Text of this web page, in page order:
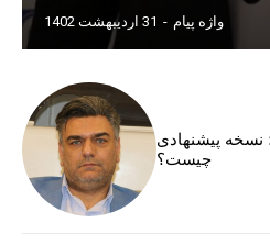
واژه پیام - 31 اردیبهشت 1402
نسخه پیشنهادی
چیست؟